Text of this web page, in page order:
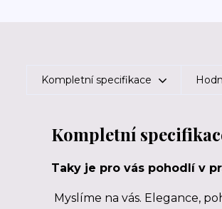
Kompletní specifikace
Kompletní
Taky je pro vás pohodlí v
Myslíme na vás. Elegance,